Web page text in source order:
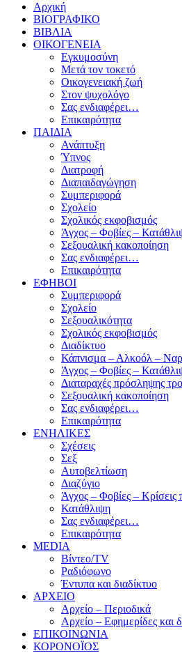
Αρχική
ΒΙΟΓΡΑΦΙΚΟ
ΒΙΒΛΙΑ
ΟΙΚΟΓΕΝΕΙΑ
Εγκυμοσύνη
Μετά τον τοκετό
Οικογενειακή ζωή
Στον ψυχολόγο
Σας ενδιαφέρει…
Επικαιρότητα
ΠΑΙΔΙΑ
Ανάπτυξη
Ύπνος
Διατροφή
Διαπαιδαγώγηση
Συμπεριφορά
Σχολείο
Σχολικός εκφοβισμός
Άγχος – Φοβίες –
Σεξουαλική κακοποίηση
Σας ενδιαφέρει…
Επικαιρότητα
ΕΦΗΒΟΙ
Συμπεριφορά
Σχολείο
Σεξουαλικότητα
Σχολικός εκφοβισμός
Διαδίκτυο
Κάπνισμα – Αλκοόλ –
Άγχος – Φοβίες –
Διαταραχές πρόσληψης
Σεξουαλική κακοποίηση
Σας ενδιαφέρει…
Επικαιρότητα
ΕΝΗΛΙΚΕΣ
Σχέσεις
Σεξ
Αυτοβελτίωση
Διαζύγιο
Άγχος – Φοβίες – Κρίσεις
Κατάθλιψη
Σας ενδιαφέρει…
Επικαιρότητα
MEDIA
Βίντεο/TV
Ραδιόφωνο
Έντυπα και διαδίκτυο
ΑΡΧΕΙΟ
Αρχείο – Περιοδικά
Αρχείο – Εφημερίδες και
ΕΠΙΚΟΙΝΩΝΙΑ
ΚΟΡΟΝΟΪΟΣ